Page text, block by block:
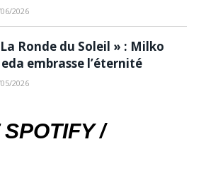
2026
Ronde du Soleil » : Milko
embrasse l’éternité
2026
/